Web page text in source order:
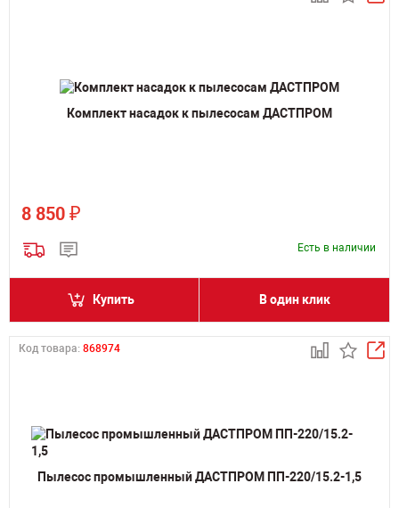
Комплект насадок к пылесосам ДАСТПРОМ
8 850 ₽
Есть в наличии
Купить В один клик
Код товара: 868974
Пылесос промышленный ДАСТПРОМ ПП-220/15.2-1,5